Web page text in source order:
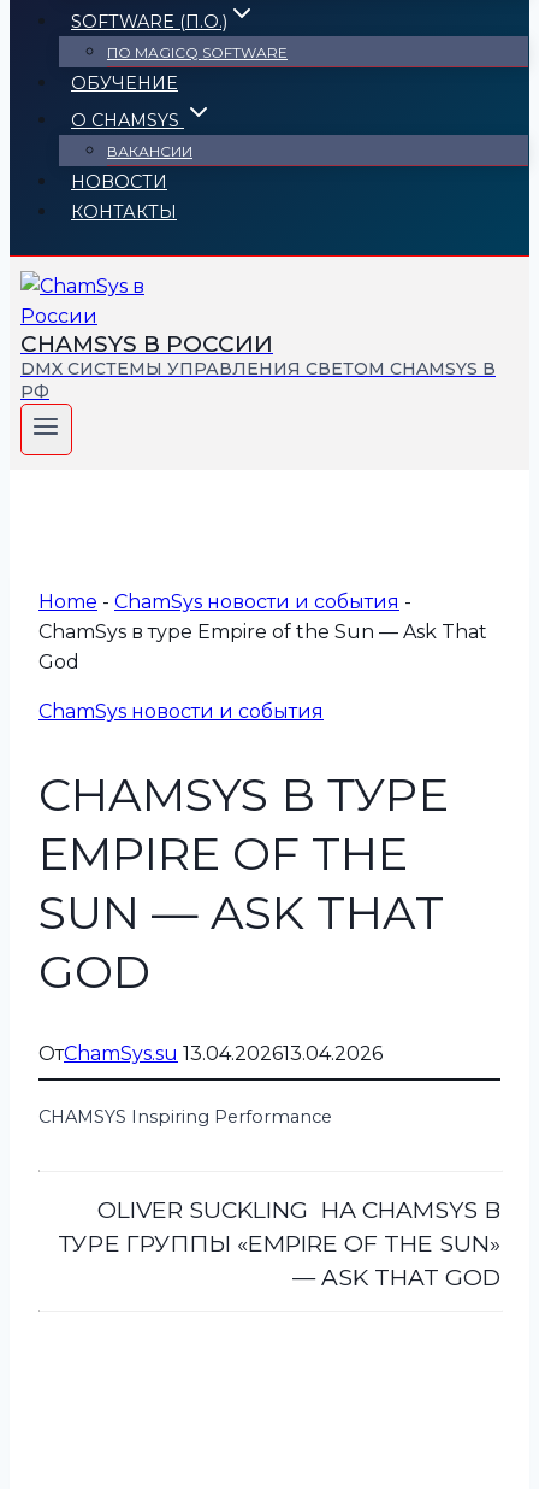
SOFTWARE (П.О.)
ПО MAGICQ SOFTWARE
ОБУЧЕНИЕ
О CHAMSYS
ВАКАНСИИ
НОВОСТИ
КОНТАКТЫ
СHAMSYS В РОССИИ
DMX СИСТЕМЫ УПРАВЛЕНИЯ СВЕТОМ CHAMSYS В
РФ
Home - СhamSys новости и события -
ChamSys в туре Empire of the Sun — Ask That
God
СhamSys новости и события
CHAMSYS В ТУРЕ
EMPIRE OF THE
SUN — ASK THAT
GOD
ОтChamSys.su 13.04.202613.04.2026
CHAMSYS Inspiring Performance
OLIVER SUCKLING НА CHAMSYS В
ТУРЕ ГРУППЫ «EMPIRE OF THE SUN»
— ASK THAT GOD